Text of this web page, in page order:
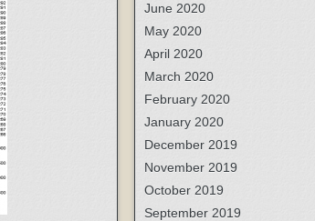
June 2020
May 2020
April 2020
March 2020
February 2020
January 2020
December 2019
November 2019
October 2019
September 2019